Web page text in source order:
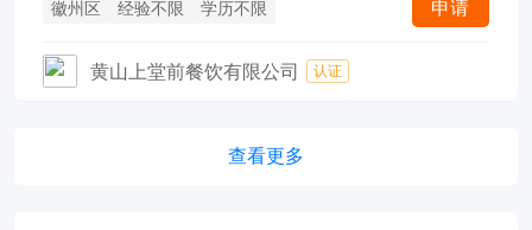
徽州区 经验不限 学历不限 申请
黄山上堂前餐饮有限公司 认证
查看更多